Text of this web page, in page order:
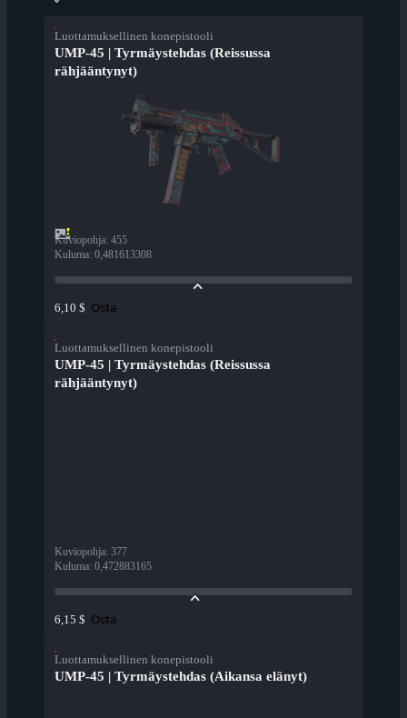
Luottamuksellinen konepistooli
UMP-45 | Tyrmäystehdas (Reissussa
rähjääntynyt)
Kuviopohja: 455
Kuluma: 0,481613308
6,10 $ Osta
Luottamuksellinen konepistooli
UMP-45 | Tyrmäystehdas (Reissussa
rähjääntynyt)
Kuviopohja: 377
Kuluma: 0,472883165
6,15 $ Osta
Luottamuksellinen konepistooli
UMP-45 | Tyrmäystehdas (Aikansa elänyt)